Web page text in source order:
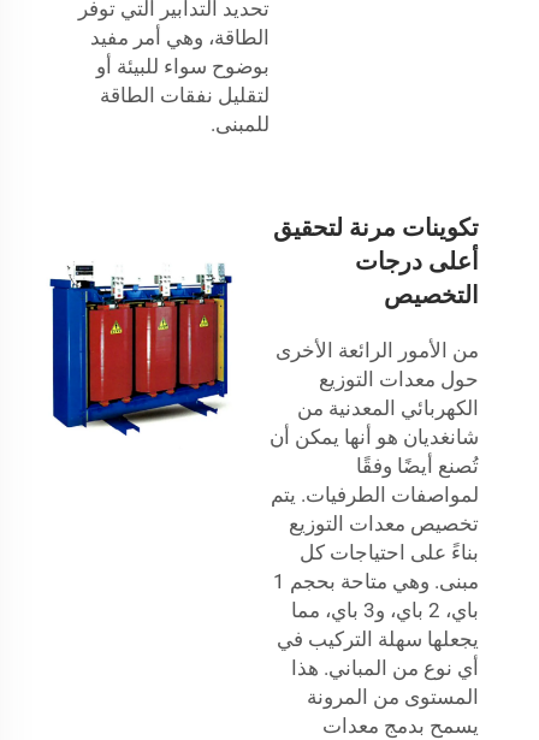
تحديد التدابير التي توفر
الطاقة، وهي أمر مفيد
بوضوح سواء للبيئة أو
لتقليل نفقات الطاقة
للمبنى.
تكوينات مرنة لتحقيق
أعلى درجات
التخصيص
من الأمور الرائعة الأخرى
حول معدات التوزيع
الكهربائي المعدنية من
شانغديان هو أنها يمكن أن
تُصنع أيضًا وفقًا
لمواصفات الطرفيات. يتم
تخصيص معدات التوزيع
بناءً على احتياجات كل
مبنى. وهي متاحة بحجم 1
باي، 2 باي، و3 باي، مما
يجعلها سهلة التركيب في
أي نوع من المباني. هذا
المستوى من المرونة
يسمح بدمج معدات